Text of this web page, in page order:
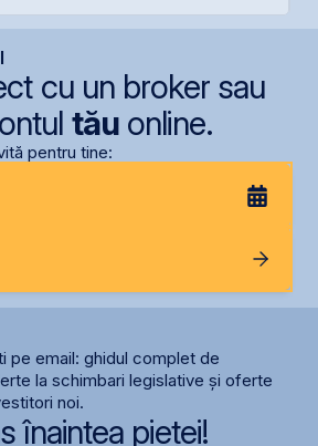
cu un broker sau
tăuonline.
pentru tine:
pe email: ghidul complet de
la schimbari legislative și oferte
noi.
înaintea pieței!